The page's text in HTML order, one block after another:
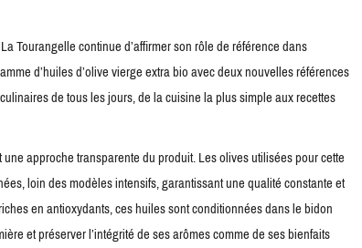
Tourangelle continue d’affirmer son rôle de référence dans
d’huiles d’olive vierge extra bio avec deux nouvelles références
de tous les jours, de la cuisine la plus simple aux recettes
approche transparente du produit. Les olives utilisées pour cette
loin des modèles intensifs, garantissant une qualité constante et
en antioxydants, ces huiles sont conditionnées dans le bidon
et préserver l’intégrité de ses arômes comme de ses bienfaits